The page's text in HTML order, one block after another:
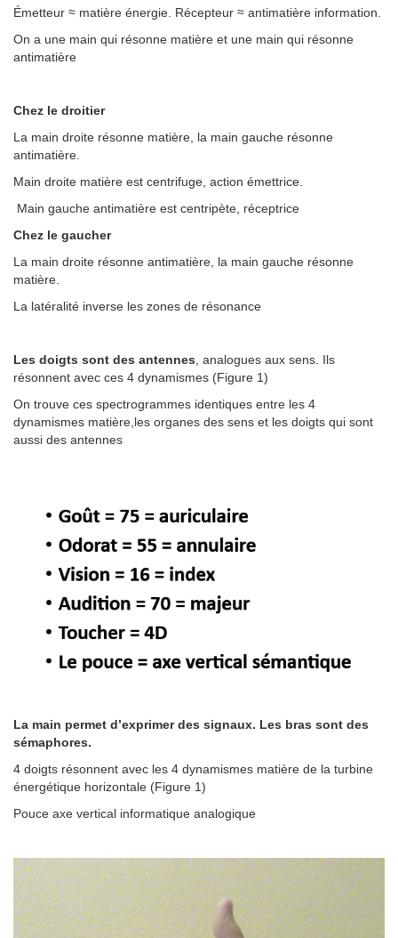
Émetteur ≈ matière énergie. Récepteur ≈ antimatière information.
On a une main qui résonne matière et une main qui résonne
antimatière
Chez le droitier
La main droite résonne matière, la main gauche résonne
antimatière.
Main droite matière est centrifuge, action émettrice.
Main gauche antimatière est centripète, réceptrice
Chez le gaucher
La main droite résonne antimatière, la main gauche résonne
matière.
La latéralité inverse les zones de résonance
Les doigts sont des antennes , analogues aux sens. Ils
résonnent avec ces 4 dynamismes (Figure 1)
On trouve ces spectrogrammes identiques entre les 4
dynamismes matière,les organes des sens et les doigts qui sont
aussi des antennes
La main permet d’exprimer des signaux. Les bras sont des
sémaphores.
4 doigts résonnent avec les 4 dynamismes matière de la turbine
énergétique horizontale (Figure 1)
Pouce axe vertical informatique analogique